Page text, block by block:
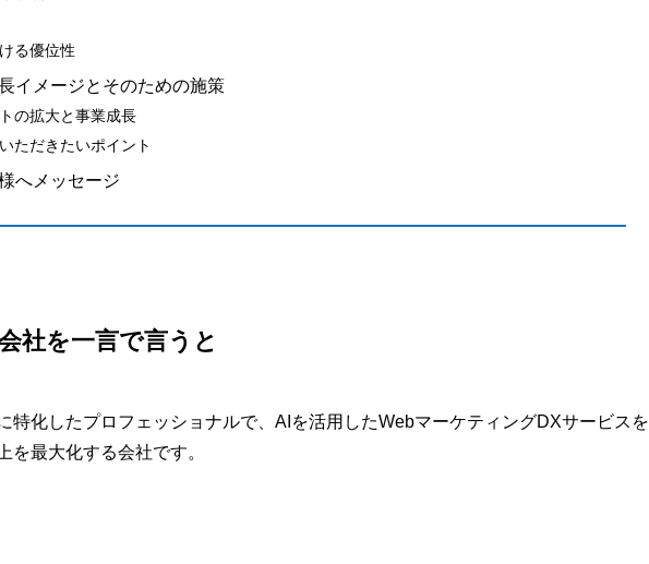
る優位性
イメージとそのための施策
の拡大と事業成長
ただきたいポイント
へメッセージ
社を一言で言うと
特化したプロフェッショナルで、AIを活用したWebマーケティングDXサービスを
を最大化する会社です。